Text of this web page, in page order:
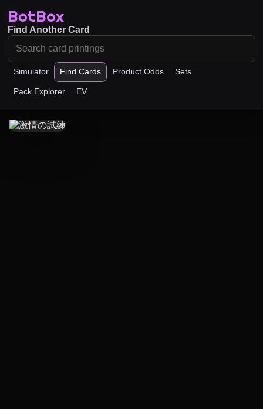
BotBox
Simulator Find Cards Product Odds Sets
Pack Explorer EV
Find Another Card